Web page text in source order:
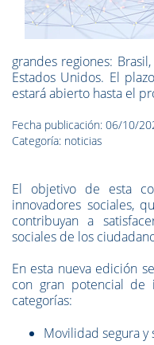
grandes regiones:
Estados Unidos. El
estará abierto hasta el
Fecha publicación: 06/10/
Categoría: noticias
El objetivo de esta
innovadores sociales,
contribuyan a
sociales de los
En esta nueva edición
con gran potencial de
categorías:
Movilidad segura y